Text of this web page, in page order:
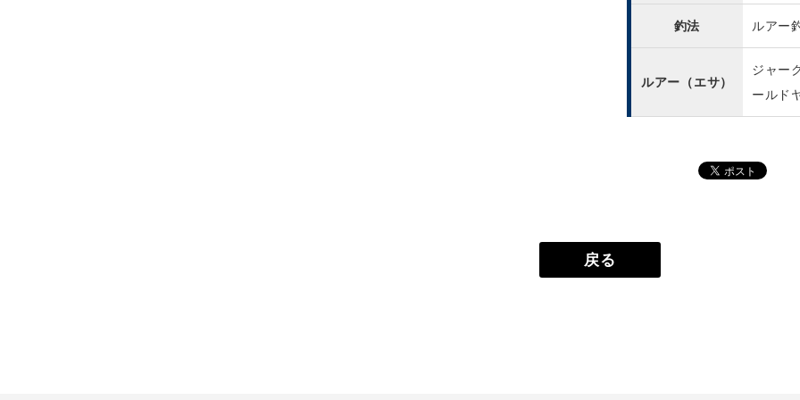
釣法 ルアー
ルアー（エサ）
ジャー
ールド
戻る